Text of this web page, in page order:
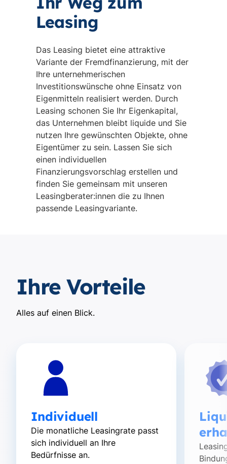
Leasing
Das Leasing bietet eine attraktive
Variante der Fremdfinanzierung, mit der
Ihre unternehmerischen
Investitionswünsche ohne Einsatz von
Eigenmitteln realisiert werden. Durch
Leasing schonen Sie Ihr Eigenkapital,
das Unternehmen bleibt liquide und Sie
nutzen Ihre gewünschten Objekte, ohne
Eigentümer zu sein. Lassen Sie sich
einen individuellen
Finanzierungsvorschlag erstellen und
finden Sie gemeinsam mit unseren
Leasingberater:innen die zu Ihnen
passende Leasingvariante.
Ihre Vorteile
Alles auf einen Blick.
Individuell
Die monatliche Leasingrate passt
sich individuell an Ihre
Bedürfnisse an.